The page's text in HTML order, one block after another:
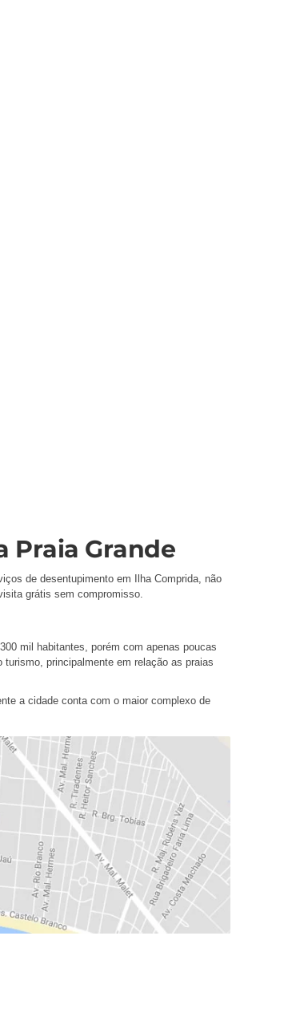
Praia Grande
de desentupimento em Ilha Comprida, não
grátis sem compromisso.
mil habitantes, porém com apenas poucas
principalmente em relação as praias
a cidade conta com o maior complexo de